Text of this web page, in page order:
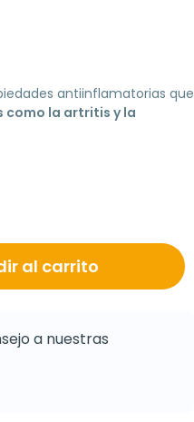
antiinflamatorias que
como la artritis y la
al carrito
a nuestras